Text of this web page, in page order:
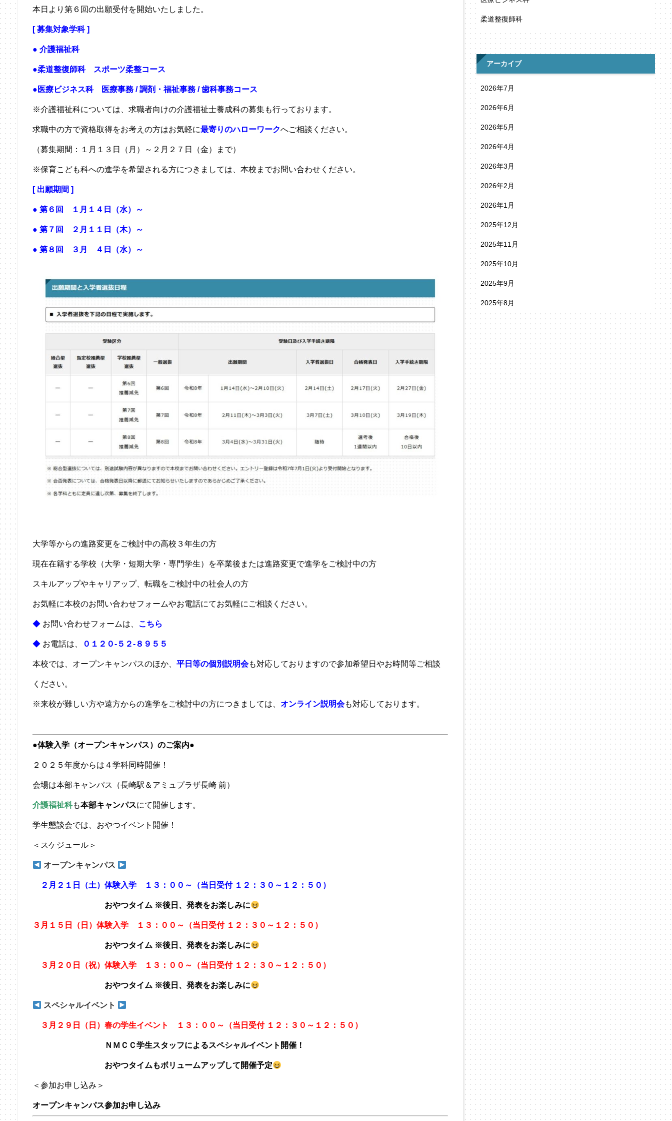
本日より第６回の出願受付を開始いたしました。
[ 募集対象学科 ]
● 介護福祉科
●柔道整復師科 スポーツ柔整コース
●医療ビジネス科医療事務 / 調剤・福祉事務 / 歯科事務コース
※介護福祉科については、求職者向けの介護福祉士養成科の募集も行っております。
求職中の方で資格取得をお考えの方はお気軽に最寄りのハローワークへご相談ください。
（募集期間：１月１３日（月）～２月２７日（金）まで）
※保育こども科への進学を希望される方につきましては、本校までお問い合わせください。
[ 出願期間 ]
● 第６回 １月１４日（水）～
● 第７回 ２月１１日（木）～
● 第８回 ３月 ４日（水）～
大学等からの進路変更をご検討中の高校３年生の方
現在在籍する学校（大学・短期大学・専門学生）を卒業後または進路変更で進学をご検討中の方
スキルアップやキャリアップ、転職をご検討中の社会人の方
お気軽に本校のお問い合わせフォームやお電話にてお気軽にご相談ください。
◆お問い合わせフォームは、 こちら
◆お電話は、 ０１２０-５２-８９５５
本校では、オープンキャンパスのほか、 平日等の個別説明会も対応しておりますので参加希望日やお時間等ご相談
ください。
※来校が難しい方や遠方からの進学をご検討中の方につきましては、 オンライン説明会も対応しております。
●体験入学（オープンキャンパス）のご案内●
２０２５年度からは４学科同時開催！
会場は本部キャンパス（長崎駅＆アミュプラザ長崎 前）
介護福祉科も本部キャンパスにて開催します。
学生懇談会では、おやつイベント開催！
＜スケジュール＞
オープンキャンパス
２月２１日（土）体験入学 １３：００～（当日受付 １２：３０～１２：５０）
おやつタイム ※後日、発表をお楽しみに
３ 月１５日（日）体験入学 １３：００～（当日受付 １２：３０～１２：５０）
おやつタイム ※後日、発表をお楽しみに
３月２０日（祝）体験入学 １３：００～（当日受付 １２：３０～１２：５０）
おやつタイム ※後日、発表をお楽しみに
スペシャルイベント
３月２９日（日）春の学生イベント １３：００～（当日受付 １２：３０～１２：５０）
ＮＭＣＣ学生スタッフによるスペシャルイベント開催！
おやつタイムもボリュームアップして開催予定
＜参加お申し込み＞
オープンキャンパス参加お申し込み
柔道整復師科
アーカイブ
2026年7月
2026年6月
2026年5月
2026年4月
2026年3月
2026年2月
2026年1月
2025年12月
2025年11月
2025年10月
2025年9月
2025年8月